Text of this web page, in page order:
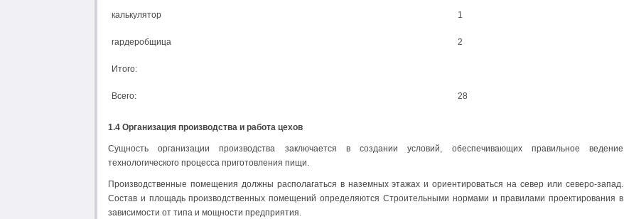
калькулятор 1
гардеробщица 2
Итого:
Всего: 28
1.4 Организация производства и работа цехов
Сущность организации производства заключается в создании условий, обеспечивающих правильное ведение
технологического процесса приготовления пищи.
Производственные помещения должны располагаться в наземных этажах и ориентироваться на север или северо-запад.
Состав и площадь производственных помещений определяются Строительными нормами и правилами проектирования в
зависимости от типа и мощности предприятия.